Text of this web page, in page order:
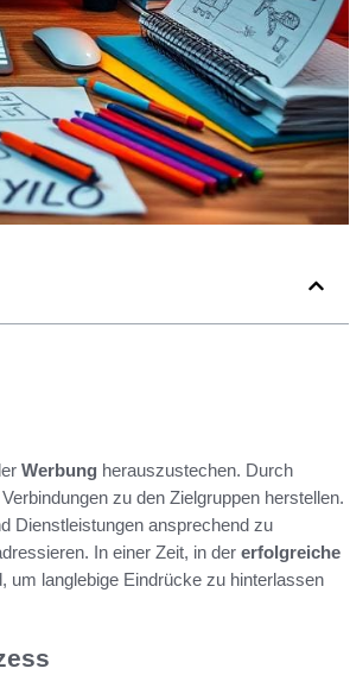
Werbung herauszustechen. Durch
zu den Zielgruppen herstellen.
Dienstleistungen ansprechend zu
In einer Zeit, in der erfolgreiche
um langlebige Eindrücke zu hinterlassen